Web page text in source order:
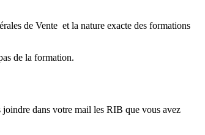
de Vente et la nature exacte des formations
de la formation.
dans votre mail les RIB que vous avez